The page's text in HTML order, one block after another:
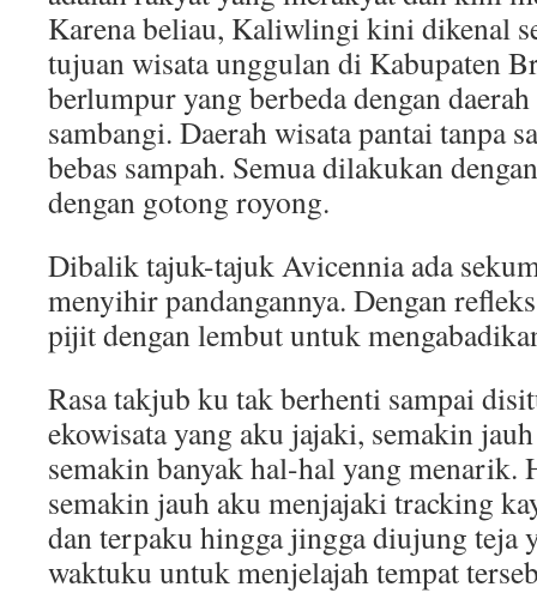
Karena beliau, Kaliwlingi kini dikenal
tujuan wisata unggulan di Kabupaten
berlumpur yang berbeda dengan
sambangi. Daerah wisata pantai tanpa
bebas sampah. Semua dilakukan
dengan gotong royong.
Dibalik tajuk-tajuk Avicennia ada
menyihir pandangannya. Dengan
pijit dengan lembut untuk
Rasa takjub ku tak berhenti sampai
ekowisata yang aku jajaki, semakin
semakin banyak hal-hal yang menarik.
semakin jauh aku menjajaki tracking
dan terpaku hingga jingga diujung teja
waktuku untuk menjelajah tempat